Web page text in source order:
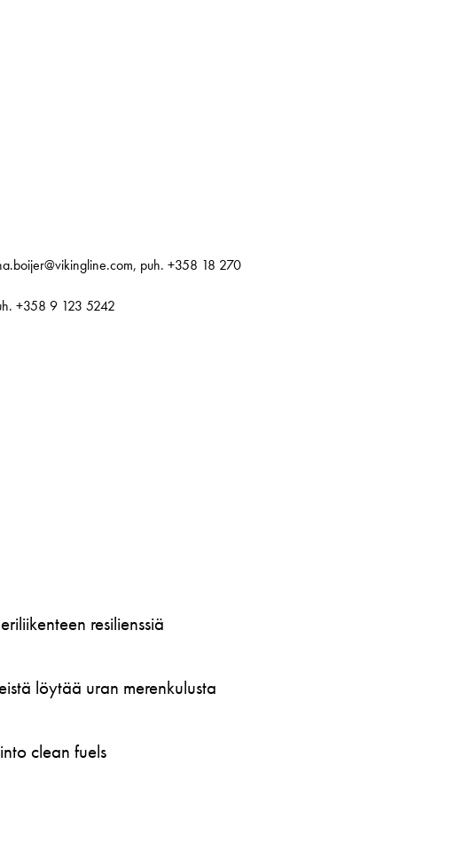
puh. +358 18 270
+358 9 123 5242
resilienssiä
löytää uran merenkulusta
clean fuels